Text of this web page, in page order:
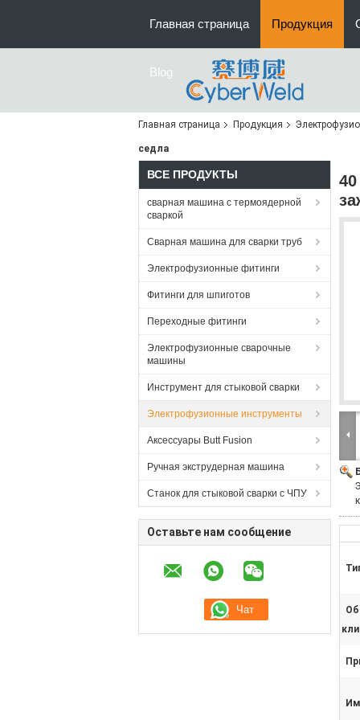
Главная страница Продукция
Blog
Главная страница Продукция
седла
ВСЕ ПРОДУКТЫ
сварная машина с термоядерной
сваркой
Сварная машина для сварки труб
Электрофузионные фитинги
Фитинги для шпиготов
Переходные фитинги
Электрофузионные сварочные
машины
Инструмент для стыковой сварки
Электрофузионные инструменты
Аксессуары Butt Fusion
Ручная экструдерная машина
Станок для стыковой сварки с ЧПУ
Оставьте нам сообщение